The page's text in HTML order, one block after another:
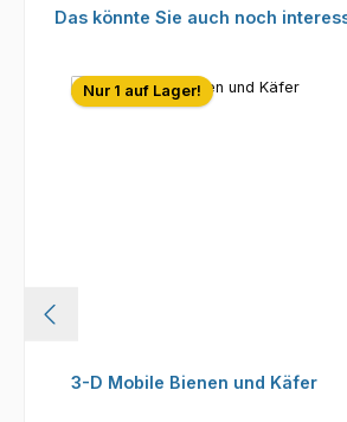
Produktgalerie überspringen
Das könnte Sie auch noch
Nur 1 auf Lager!
3-D Mobile Bienen und Käfer